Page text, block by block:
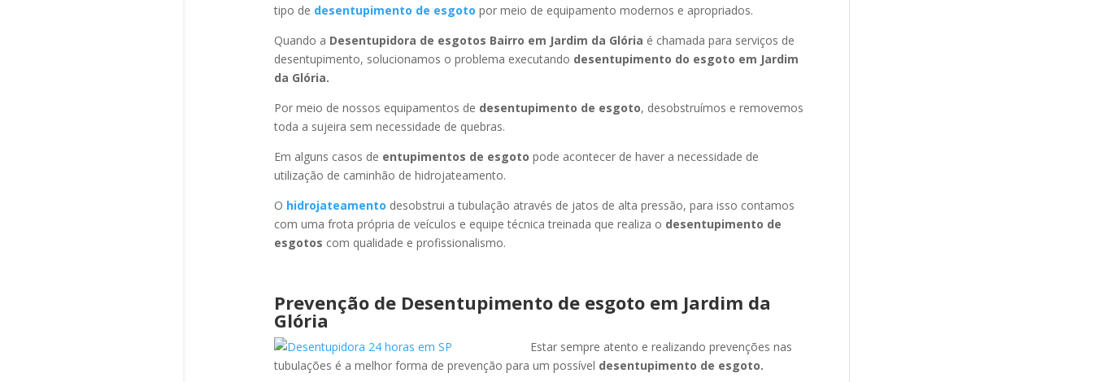
tipo de desentupimento de esgoto por meio de equipamento modernos e apropriados.
Quando a Desentupidora de esgotos Bairro em Jardim da Glória é chamada para serviços de
desentupimento, solucionamos o problema executando desentupimento do esgoto em Jardim
da Glória.
Por meio de nossos equipamentos de desentupimento de esgoto, desobstruímos e removemos
toda a sujeira sem necessidade de quebras.
Em alguns casos de entupimentos de esgoto pode acontecer de haver a necessidade de
utilização de caminhão de hidrojateamento.
O hidrojateamento desobstrui a tubulação através de jatos de alta pressão, para isso contamos
com uma frota própria de veículos e equipe técnica treinada que realiza o desentupimento de
esgotos com qualidade e profissionalismo.
Prevenção de Desentupimento de esgoto em Jardim da
Glória
Estar sempre atento e realizando prevenções nas
tubulações é a melhor forma de prevenção para um possível desentupimento de esgoto.